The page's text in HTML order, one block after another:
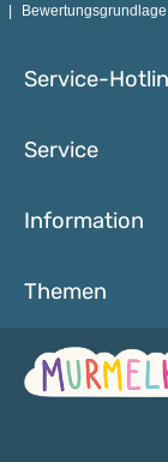
Service-
Service
Information
Themen